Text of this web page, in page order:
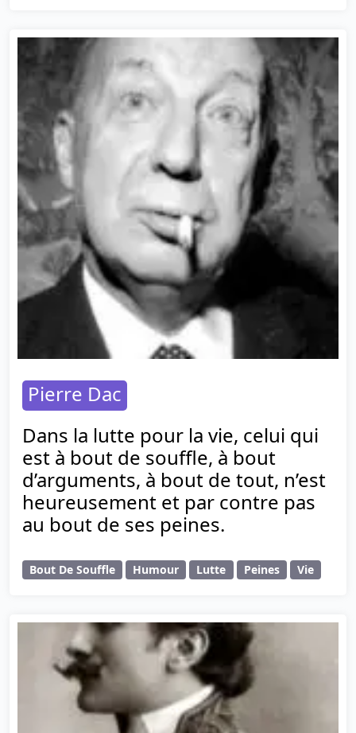
Pierre Dac
Dans la lutte pour la vie, celui qui
est à bout de souffle, à bout
d’arguments, à bout de tout, n’est
heureusement et par contre pas
au bout de ses peines.
Bout De Souffle Humour Lutte Peines Vie